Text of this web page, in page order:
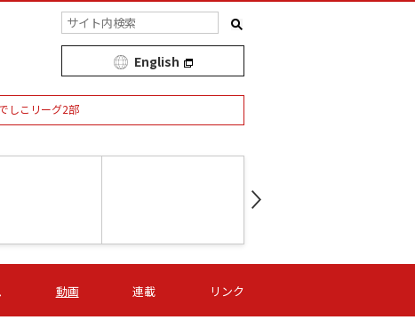
English
しこリーグ2部
節 09/06 (日) 15:00
-
第16節 09/06 (日) 15:00
- -
動画 連載 リンク